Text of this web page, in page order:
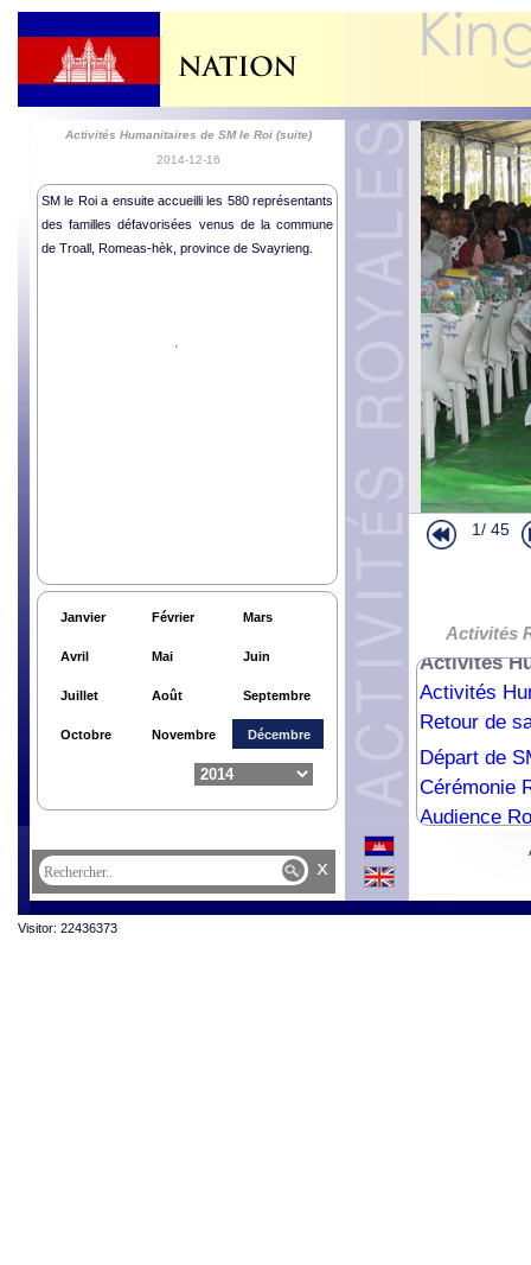
Activités Humanitaires de SM le Roi (suite)
2014-12-16
SM le Roi a ensuite accueilli les 580 représentants
des familles défavorisées venus de la commune
de Troall, Romeas-hèk, province de Svayrieng.
Janvier Février Mars
Avril Mai Juin
Juillet Août Septembre
Octobre Novembre Décembre
1/ 45
Activités
Audience
Audience
Banquet en
Activités
Activités
Activités
Retour de
Départ de
Cérémonie
Audience
Audience
x
Visitor: 22436373